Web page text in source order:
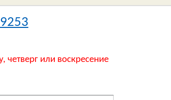
четверг или воскресение